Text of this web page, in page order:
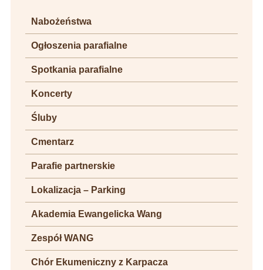
Nabożeństwa
Ogłoszenia parafialne
Spotkania parafialne
Koncerty
Śluby
Cmentarz
Parafie partnerskie
Lokalizacja – Parking
Akademia Ewangelicka Wang
Zespół WANG
Chór Ekumeniczny z Karpacza